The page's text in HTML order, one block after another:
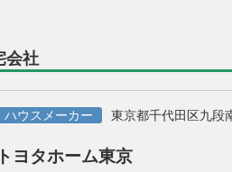
会社
ハウスメーカー 東京都千代田区九段
トヨタホーム東京